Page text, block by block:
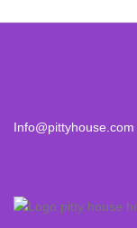
Info@pittyhouse.com